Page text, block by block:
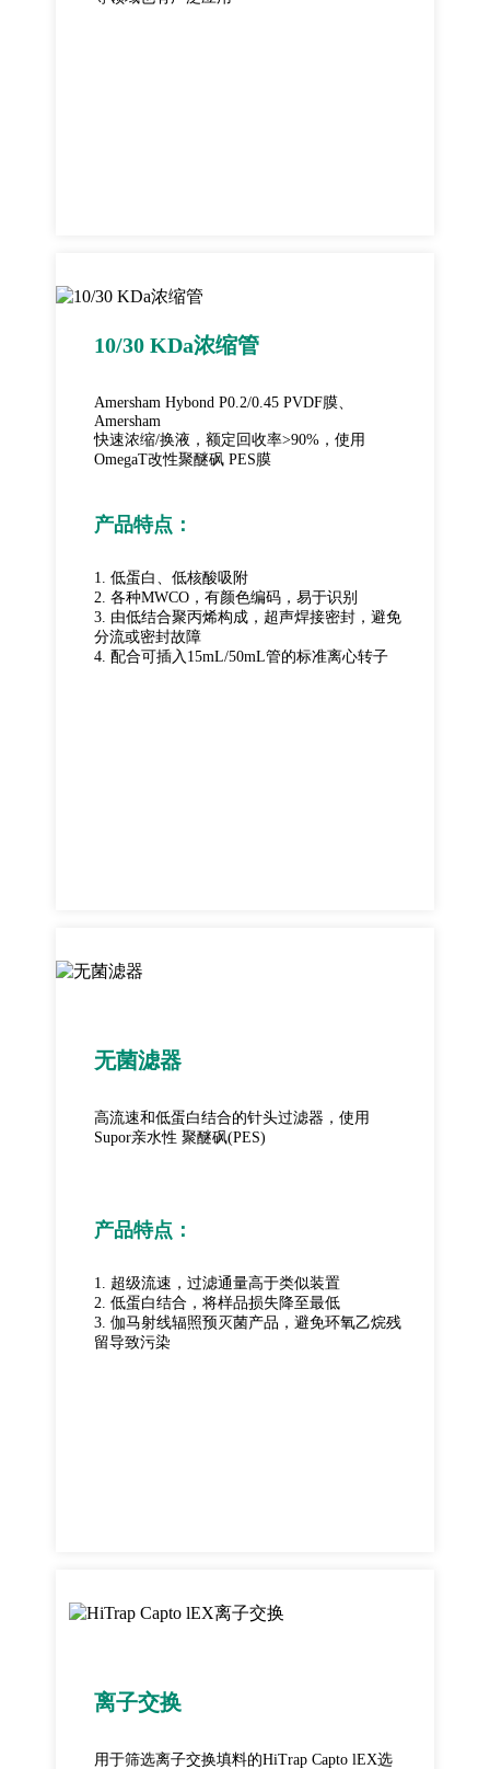
10/30 KDa浓缩管
Amersham Hybond P0.2/0.45 PVDF膜、
Amersham
快速浓缩/换液，额定回收率>90%，使用
OmegaT改性聚醚砜 PES膜
产品特点：
1. 低蛋白、低核酸吸附
2. 各种MWCO，有颜色编码，易于识别
3. 由低结合聚丙烯构成，超声焊接密封，避免
分流或密封故障
4. 配合可插入15mL/50mL管的标准离心转子
无菌滤器
高流速和低蛋白结合的针头过滤器，使用
Supor亲水性 聚醚砜(PES)
产品特点：
1. 超级流速，过滤通量高于类似装置
2. 低蛋白结合，将样品损失降至最低
3. 伽马射线辐照预灭菌产品，避免环氧乙烷残
留导致污染
离子交换
用于筛选离子交换填料的HiTrap Capto lEX选